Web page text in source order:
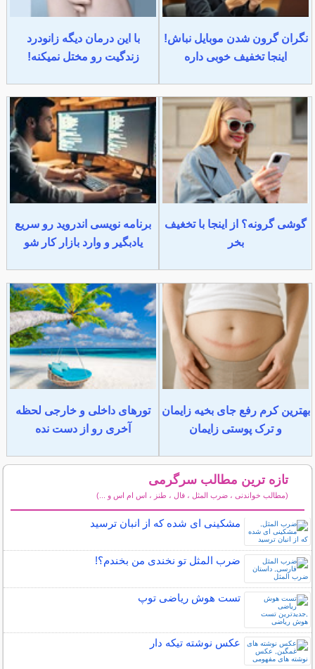
نگران گرون شدن موبایل نباش!
اینجا تخفیف خوبی داره
با این درمان دیگه زانودرد
زندگیت رو مختل نمیکنه!
گوشی گرونه؟ از اینجا با تخغیف
بخر
برنامه نویسی اندروید رو سریع
یادبگیر و وارد بازار کار شو
بهترین کرم رفع جای بخیه زایمان
و ترک پوستی زایمان
تورهای داخلی و خارجی لحظه
آخری رو از دست نده
تازه ترین مطالب سرگرمی
(مطالب خواندنی ، ضرب المثل ، فال ، طنز ، اس ام اس و ...)
مشکینی ای شده که از انبان ترسید
ضرب المثل تو نخندی من بخندم؟!
تست هوش ریاضی توپ
عکس نوشته تیکه دار